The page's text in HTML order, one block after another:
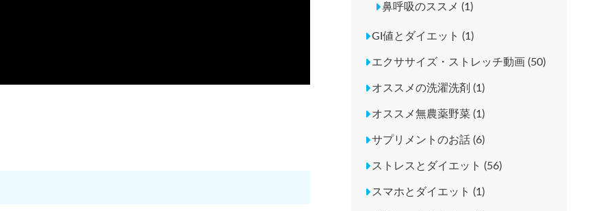
鼻呼吸のススメ (1)
GI値とダイエット (1)
エクササイズ・ストレッチ動画 (50)
オススメの洗濯洗剤 (1)
オススメ無農薬野菜 (1)
サプリメントのお話 (6)
ストレスとダイエット (56)
スマホとダイエット (1)